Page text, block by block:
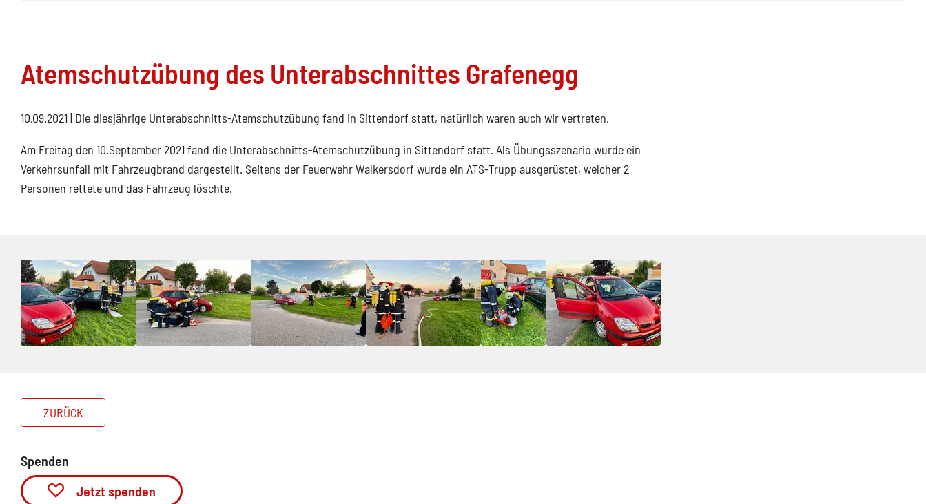
Atemschutzübung des Unterabschnittes Grafenegg
10.09.2021 | Die diesjährige Unterabschnitts-Atemschutzübung fand in Sittendorf statt, natürlich waren auch wir vertreten.
Am Freitag den 10.September 2021 fand die Unterabschnitts-Atemschutzübung in Sittendorf statt. Als Übungsszenario wurde ein
Verkehrsunfall mit Fahrzeugbrand dargestellt. Seitens der Feuerwehr Walkersdorf wurde ein ATS-Trupp ausgerüstet, welcher 2
Personen rettete und das Fahrzeug löschte.
ZURÜCK
Spenden
Jetzt spenden